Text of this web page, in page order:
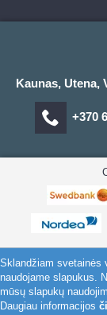
Kaunas, Utena,
+370
Sklandžiam svetainės
naudojame slapukus.
mūsų slapukų
Daugiau informacijos